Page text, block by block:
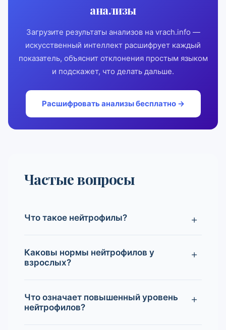
анализы
Загрузите результаты анализов на vrach.info —
искусственный интеллект расшифрует каждый
показатель, объяснит отклонения простым языком
и подскажет, что делать дальше.
Расшифровать анализы бесплатно →
Частые вопросы
Что такое нейтрофилы?
Каковы нормы нейтрофилов у
взрослых?
Что означает повышенный уровень
нейтрофилов?